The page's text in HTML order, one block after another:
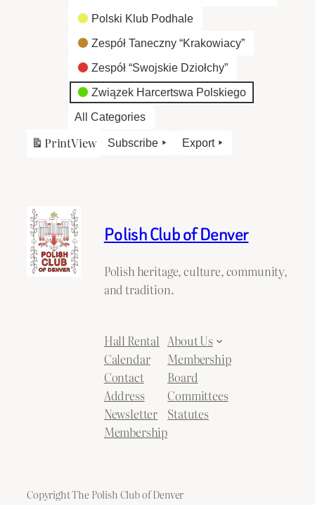
Polski Klub Podhale
Zespół Taneczny “Krakowiacy”
Zespół “Swojskie Dziołchy”
Związek Harcertswa Polskiego
All Categories
PrintView Subscribe Export
Polish Club of Denver
Polish heritage, culture, community,
and tradition.
Hall Rental
Calendar
Contact
Address
Newsletter
Membership
About Us
Membership
Board
Committees
Statutes
Copyright The Polish Club of Denver